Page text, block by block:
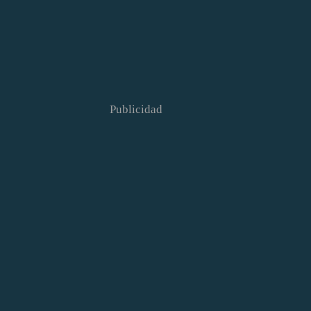
Publicidad